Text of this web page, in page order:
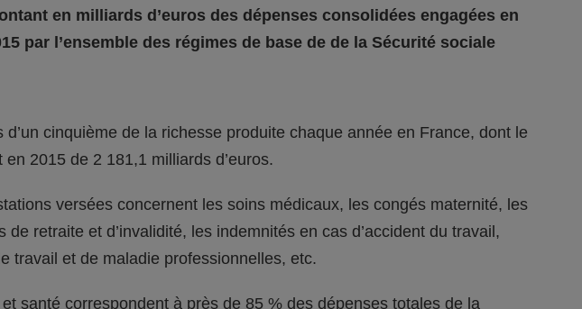
en milliards d’euros des dépenses consolidées engagées en
par l’ensemble des régimes de base de de la Sécurité sociale
d’un cinquième de la richesse produite chaque année en France, dont le
en 2015 de 2 181,1 milliards d’euros.
versées concernent les soins médicaux, les congés maternité, les
de retraite et d’invalidité, les indemnités en cas d’accident du travail,
travail et de maladie professionnelles, etc.
santé correspondent à près de 85 % des dépenses totales de la